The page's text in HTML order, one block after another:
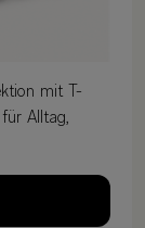
mit T-
Alltag,